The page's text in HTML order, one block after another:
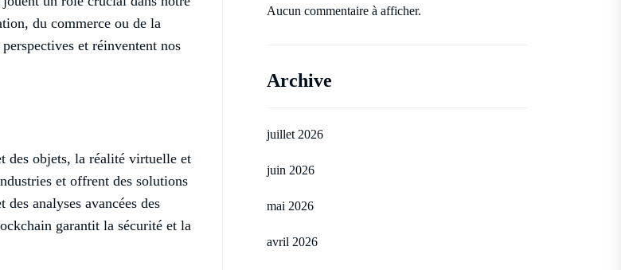
du commerce ou de la
et réinventent nos
des objets, la réalité virtuelle et
et offrent des solutions
analyses avancées des
garantit la sécurité et la
Aucun commentaire à afficher.
Archive
juillet 2026
juin 2026
mai 2026
avril 2026